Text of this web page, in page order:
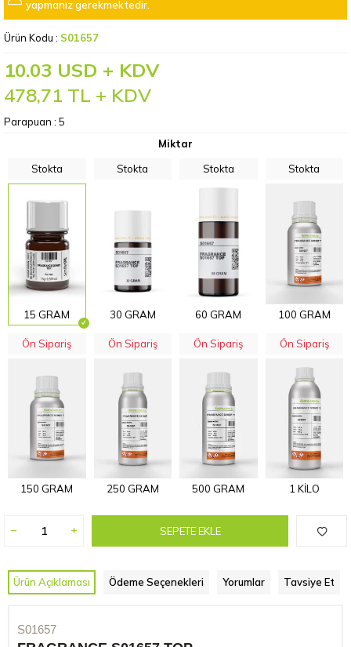
yapmanız gerekmektedir.
Ürün Kodu : S01657
10.03 USD + KDV
478,71 TL + KDV
Parapuan : 5
Miktar
Stokta
15 GRAM
Stokta
30 GRAM
Stokta
60 GRAM
Stokta
100 GRAM
Ön Sipariş
150 GRAM
Ön Sipariş
250 GRAM
Ön Sipariş
500 GRAM
Ön Sipariş
1 KİLO
SEPETE EKLE
Ürün Açıklaması Ödeme Seçenekleri Yorumlar Tavsiye Et
S01657